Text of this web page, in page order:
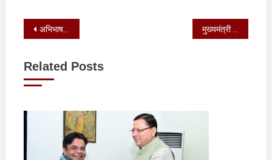
Post
अभिभाषण में सभी महत्वपूर्ण बिंदुओं का उल्लेख किया मुख्यमंत्री ने शोकाकुल परिजनों से मिलकर अपनी शोक संवेदनाएं व्यक्त की
Related Posts